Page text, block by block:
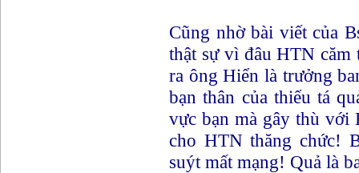
Cũng nhờ bài viết của
thật sự vì đâu HTN
ra ông Hiển là trưởng
bạn thân của thiếu tá
vực bạn mà gây thù
cho HTN thăng chức!
suýt mất mạng! Quả là